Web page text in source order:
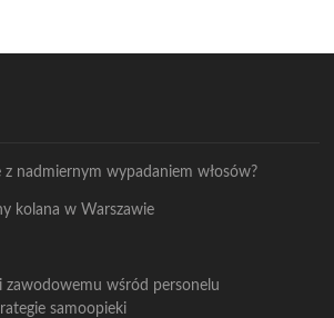
z nadmiernym wypadaniem włosów?
kolana w Warszawie
zawodowemu wśród personelu
samoopieki